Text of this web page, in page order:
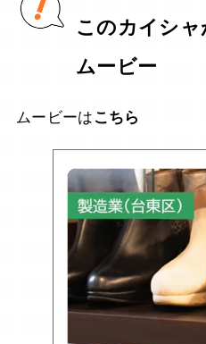
このカイシ
ムービー
ムービーは こちら